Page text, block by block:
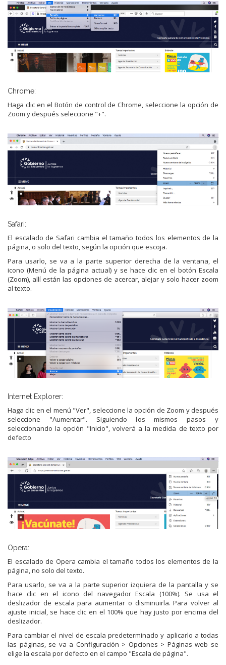
Chrome:
Haga clic en el Botón de control de Chrome, seleccione la opción de
Zoom y después seleccione "+".
Safari:
El escalado de Safari cambia el tamaño todos los elementos de la
página, o solo del texto, según la opción que escoja.
Para usarlo, se va a la parte superior derecha de la ventana, el
icono (Menú de la página actual) y se hace clic en el botón Escala
(Zoom), allí están las opciones de acercar, alejar y solo hacer zoom
al texto.
Internet Explorer:
Haga clic en el menú "Ver", seleccione la opción de Zoom y después
seleccione "Aumentar". Siguiendo los mismos pasos y
seleccionando la opción "Inicio", volverá a la medida de texto por
defecto
Opera:
El escalado de Opera cambia el tamaño todos los elementos de la
página, no solo del texto.
Para usarlo, se va a la parte superior izquiera de la pantalla y se
hace clic en el icono del navegador Escala (100%). Se usa el
deslizador de escala para aumentar o disminuirla. Para volver al
ajuste inicial, se hace clic en el 100% que hay justo por encima del
deslizador.
Para cambiar el nivel de escala predeterminado y aplicarlo a todas
las páginas, se va a Configuración > Opciones > Páginas web se
elige la escala por defecto en el campo "Escala de página".